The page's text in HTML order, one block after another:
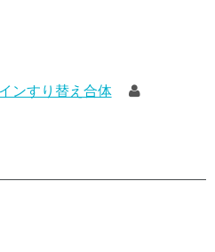
ンすり替え合体